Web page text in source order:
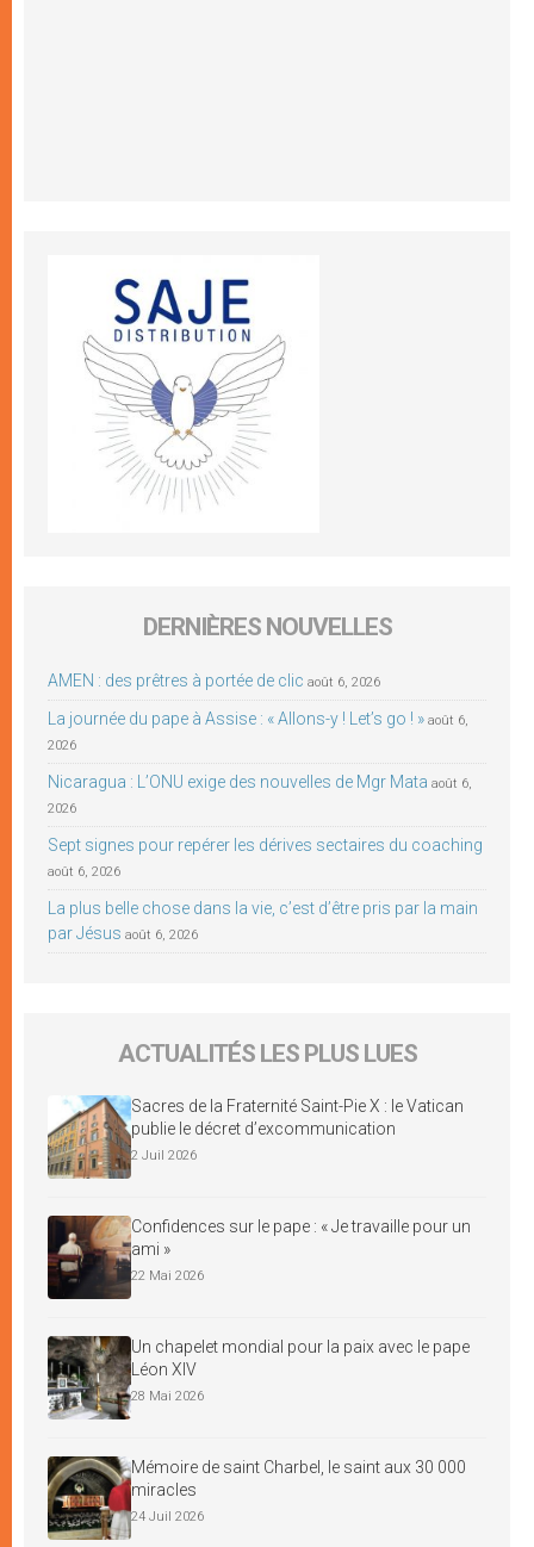
DERNIÈRES NOUVELLES
AMEN : des prêtres à portée de clic août 6, 2026
La journée du pape à Assise : « Allons-y ! Let’s go ! » août 6,
2026
Nicaragua : L’ONU exige des nouvelles de Mgr Mata août 6,
2026
Sept signes pour repérer les dérives sectaires du coaching
août 6, 2026
La plus belle chose dans la vie, c’est d’être pris par la main
par Jésus août 6, 2026
ACTUALITÉS LES PLUS LUES
Sacres de la Fraternité Saint-Pie X : le Vatican
publie le décret d’excommunication
2 Juil 2026
Confidences sur le pape : « Je travaille pour un
ami »
22 Mai 2026
Un chapelet mondial pour la paix avec le pape
Léon XIV
28 Mai 2026
Mémoire de saint Charbel, le saint aux 30 000
miracles
24 Juil 2026